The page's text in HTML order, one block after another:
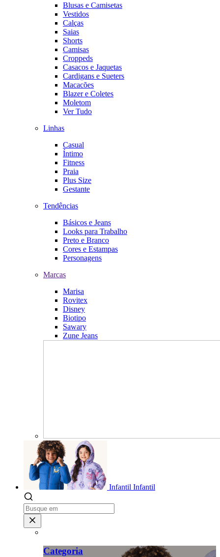
Blusas e Camisetas
Vestidos
Calças
Saias
Shorts
Camisas
Croppeds
Casacos e Jaquetas
Cardigans e Sueters
Macacões
Blazer e Coletes
Moletom
Ver Tudo
Linhas
Casual
Íntimo
Fitness
Praia
Plus Size
Gestante
Tendências
Básicos e Jeans
Looks para Trabalho
Preto e Branco
Cores e Estampas
Personagens
Marcas
Marisa
Rovitex
Disney
Biotipo
Sawary
Zune Jeans
Infantil Infantil
Categoria